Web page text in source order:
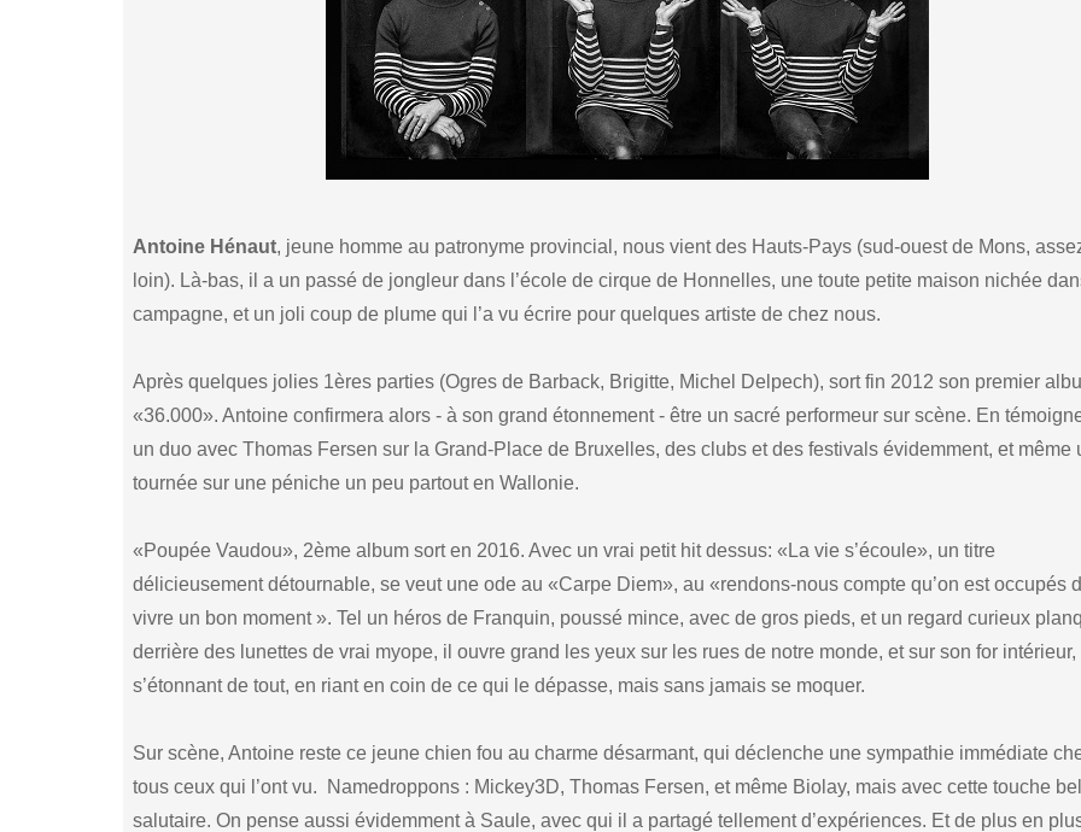
Antoine Hénaut, jeune homme au patronyme provincial, nous vient des Hauts-Pays (sud-ouest de Mons,
loin). Là-bas, il a un passé de jongleur dans l’école de cirque de Honnelles, une toute petite maison nichée
campagne, et un joli coup de plume qui l’a vu écrire pour quelques artiste de chez nous.
Après quelques jolies 1ères parties (Ogres de Barback, Brigitte, Michel Delpech), sort fin 2012 son premier
«36.000». Antoine confirmera alors - à son grand étonnement - être un sacré performeur sur scène. En
un duo avec Thomas Fersen sur la Grand-Place de Bruxelles, des clubs et des festivals évidemment, et même
tournée sur une péniche un peu partout en Wallonie.
«Poupée Vaudou», 2ème album sort en 2016. Avec un vrai petit hit dessus: «La vie s’écoule», un titre
délicieusement détournable, se veut une ode au «Carpe Diem», au «rendons-nous compte qu’on est occupés
vivre un bon moment ». Tel un héros de Franquin, poussé mince, avec de gros pieds, et un regard curieux
derrière des lunettes de vrai myope, il ouvre grand les yeux sur les rues de notre monde, et sur son for intérieur,
s’étonnant de tout, en riant en coin de ce qui le dépasse, mais sans jamais se moquer.
Sur scène, Antoine reste ce jeune chien fou au charme désarmant, qui déclenche une sympathie immédiate
tous ceux qui l’ont vu. Namedroppons : Mickey3D, Thomas Fersen, et même Biolay, mais avec cette touche
salutaire. On pense aussi évidemment à Saule, avec qui il a partagé tellement d’expériences. Et de plus en